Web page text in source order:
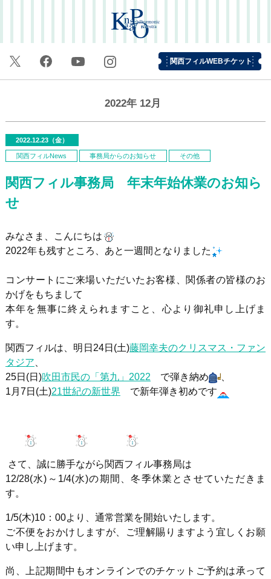
関西フィルWEBチケット
2022年 12月
2022.12.23（金）
関西フィルNews 事務局からのお知らせ その他
関西フィル事務局 年末年始休業のお知ら
せ
みなさま、こんにちは
2022年も残すところ、あと一週間となりました
コンサートにご来場いただいたお客様、関係者の皆様のお
かげをもちまして
本年を無事に終えられますこと、心より御礼申し上げま
す。
関西フィルは、明日24日(土)藤岡幸夫のクリスマス・ファン
タジア
25日(日)吹田市民の「第九」2022 で弾き納め
、
1月7日(土)21世紀の新世界 で新年弾き初めです
さて、誠に勝手ながら関西フィル事務局は
12/28(水)～1/4(水)の期間、冬季休業とさせていただきま
す。
1/5(木)10：00より、通常営業を開始いたします。
ご不便をおかけしますが、ご理解賜りますよう宜しくお願
い申し上げます。
尚、上記期間中もオンラインでのチケットご予約は承って